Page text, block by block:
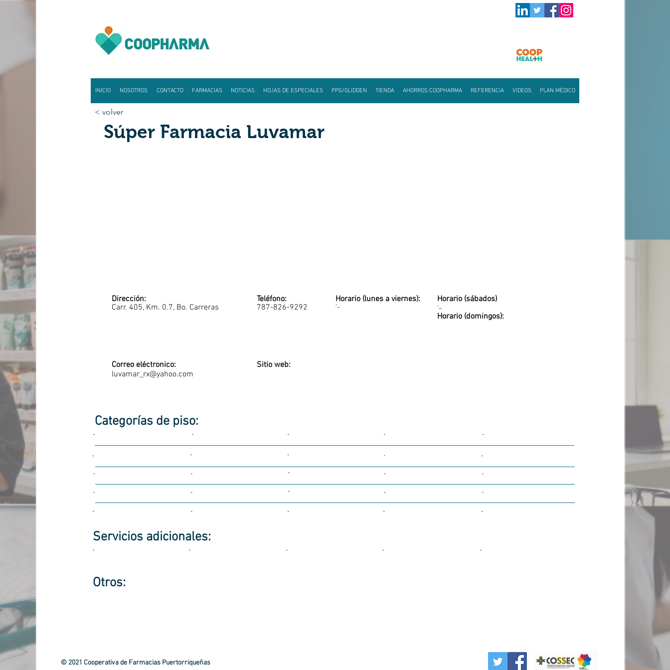
INICIO NOSOTROS CONTACTO FARMACIAS NOTICIAS HOJAS DE ESPECIALES PPG/GLIDDEN TIENDA AHORROS COOPHARMA REFERENCIA VIDEOS PLAN MÉDICO
< volver
Dirección:
Carr. 405, Km. 0.7, Bo. Carreras
Teléfono:
787-826-9292
Horario (lunes a viernes):
'-
Horario (sábados)
'-
Horario (domingos):
Correo eléctronico:
luvamar_rx@yahoo.com
Sitio web:
Categorías de piso:
- - -
- -
- - -
- -
- - - -
-
- - - -
-
- - -
- -
Servicios adicionales:
- - - - -
Otros:
Súper Farmacia Luvamar
© 2021 Cooperativa de Farmacias Puertorriqueñas